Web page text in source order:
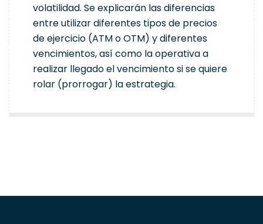
volatilidad. Se explicarán las diferencias
entre utilizar diferentes tipos de precios
de ejercicio (ATM o OTM) y diferentes
vencimientos, así como la operativa a
realizar llegado el vencimiento si se quiere
rolar (prorrogar) la estrategia.